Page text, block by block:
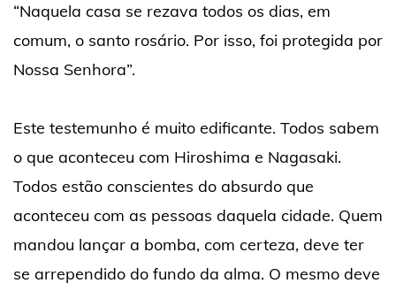
“Naquela casa se rezava todos os dias, em
comum, o santo rosário. Por isso, foi protegida por
Nossa Senhora”.
Este testemunho é muito edificante. Todos sabem
o que aconteceu com Hiroshima e Nagasaki.
Todos estão conscientes do absurdo que
aconteceu com as pessoas daquela cidade. Quem
mandou lançar a bomba, com certeza, deve ter
se arrependido do fundo da alma. O mesmo deve